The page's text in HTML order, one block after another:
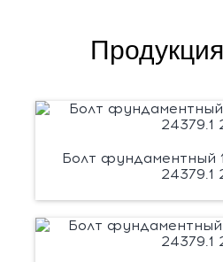
Болт фундаментный
24379.1